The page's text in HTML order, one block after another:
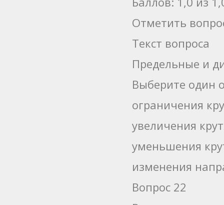
Отметить
Текст вопроса
Предельные и
Выберите один
ограничения
увеличения
уменьшения
изменения
Вопрос 22